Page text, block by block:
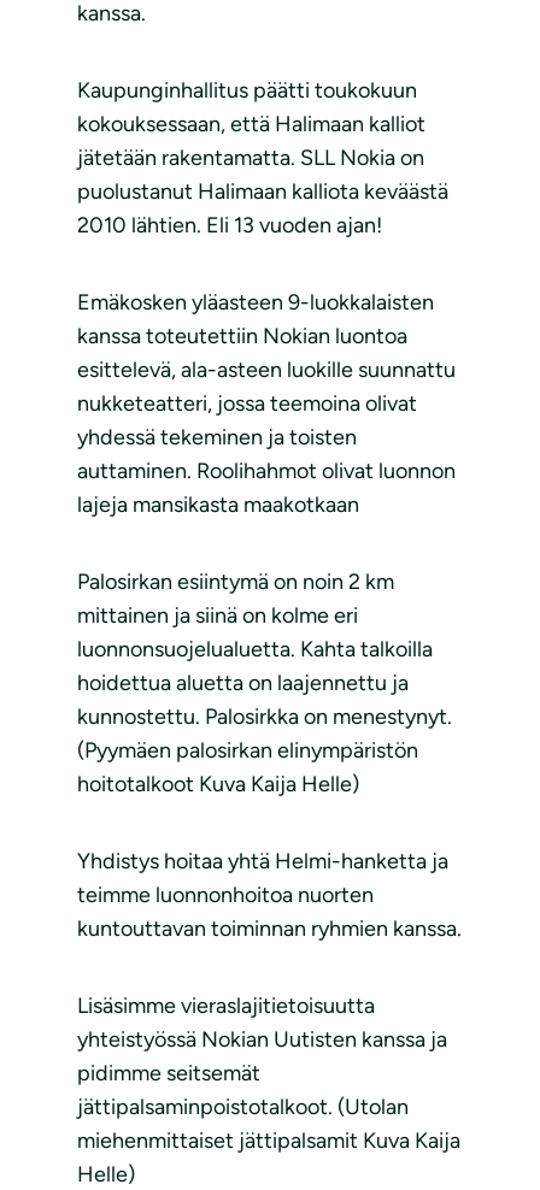
kanssa.
Kaupunginhallitus päätti toukokuun
kokouksessaan, että Halimaan kalliot
jätetään rakentamatta. SLL Nokia on
puolustanut Halimaan kalliota keväästä
2010 lähtien. Eli 13 vuoden ajan!
Emäkosken yläasteen 9-luokkalaisten
kanssa toteutettiin Nokian luontoa
esittelevä, ala-asteen luokille suunnattu
nukketeatteri, jossa teemoina olivat
yhdessä tekeminen ja toisten
auttaminen. Roolihahmot olivat luonnon
lajeja mansikasta maakotkaan
Palosirkan esiintymä on noin 2 km
mittainen ja siinä on kolme eri
luonnonsuojelualuetta. Kahta talkoilla
hoidettua aluetta on laajennettu ja
kunnostettu. Palosirkka on menestynyt.
(Pyymäen palosirkan elinympäristön
hoitotalkoot Kuva Kaija Helle)
Yhdistys hoitaa yhtä Helmi-hanketta ja
teimme luonnonhoitoa nuorten
kuntouttavan toiminnan ryhmien kanssa.
Lisäsimme vieraslajitietoisuutta
yhteistyössä Nokian Uutisten kanssa ja
pidimme seitsemät
jättipalsaminpoistotalkoot. (Utolan
miehenmittaiset jättipalsamit Kuva Kaija
Helle)